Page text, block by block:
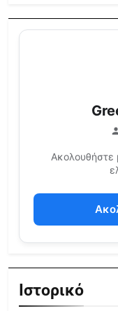
Ακολουθήστε
Ιστορικό